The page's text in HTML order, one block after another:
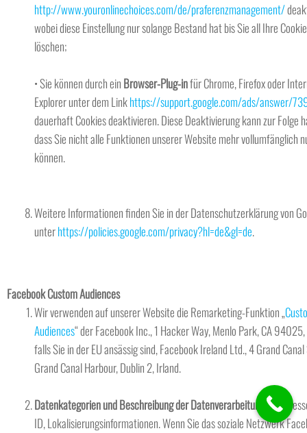
http://www.youronlinechoices.com/de/praferenzmanagement/
wobei diese Einstellung nur solange Bestand hat bis Sie all Ihre
löschen;
• Sie können durch ein Browser-Plug-infür Chrome, Firefox oder
Explorer unter dem Linkhttps://support.google.com/ads/answer/
dauerhaft Cookies deaktivieren. Diese Deaktivierung kann zur Folge
dass Sie nicht alle Funktionen unserer Website mehr vollumfänglich
können.
Weitere Informationen finden Sie in der Datenschutzerklärung von
unterhttps://policies.google.com/privacy?hl=de&gl=de.
Facebook Custom Audiences
Wir verwenden auf unserer Website die Remarketing-Funktion „
Audiences“ der Facebook Inc., 1 Hacker Way, Menlo Park, CA
falls Sie in der EU ansässig sind, Facebook Ireland Ltd., 4 Grand
Grand Canal Harbour, Dublin 2, Irland.
Datenkategorien und Beschreibung der Datenverarbeitung: IP-
ID, Lokalisierungsinformationen. Wenn Sie das soziale Netzwerk